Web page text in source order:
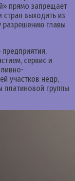
прямо запрещает
стран выходить из
разрешению главы
предприятия,
сервис и
участков недр,
платиновой группы